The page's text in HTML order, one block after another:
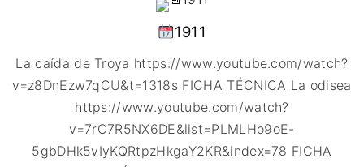
1911
La caída de Troya https://www.youtube.com/watch?
v=z8DnEzw7qCU&t=1318s FICHA TÉCNICA La odisea
https://www.youtube.com/watch?
v=7rC7R5NX6DE&list=PLMLHo9oE-
5gbDHk5vIyKQRtpzHkgaY2KR&index=78 FICHA